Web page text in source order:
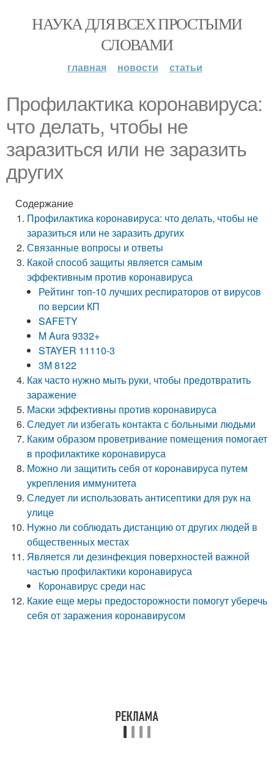
НАУКА ДЛЯ ВСЕХ ПРОСТЫМИ
СЛОВАМИ
главная новости статьи
Профилактика коронавируса:
что делать, чтобы не
заразиться или не заразить
других
Содержание
Профилактика коронавируса: что делать, чтобы не
заразиться или не заразить других
Связанные вопросы и ответы
Какой способ защиты является самым
эффективным против коронавируса
Рейтинг топ-10 лучших респираторов от вирусов
по версии КП
SAFETY
M Aura 9332+
STAYER 11110-3
3M 8122
Как часто нужно мыть руки, чтобы предотвратить
заражение
Маски эффективны против коронавируса
Следует ли избегать контакта с больными людьми
Каким образом проветривание помещения помогает
в профилактике коронавируса
Можно ли защитить себя от коронавируса путем
укрепления иммунитета
Следует ли использовать антисептики для рук на
улице
Нужно ли соблюдать дистанцию от других людей в
общественных местах
Является ли дезинфекция поверхностей важной
частью профилактики коронавируса
Коронавирус среди нас
Какие еще меры предосторожности помогут уберечь
себя от заражения коронавирусом